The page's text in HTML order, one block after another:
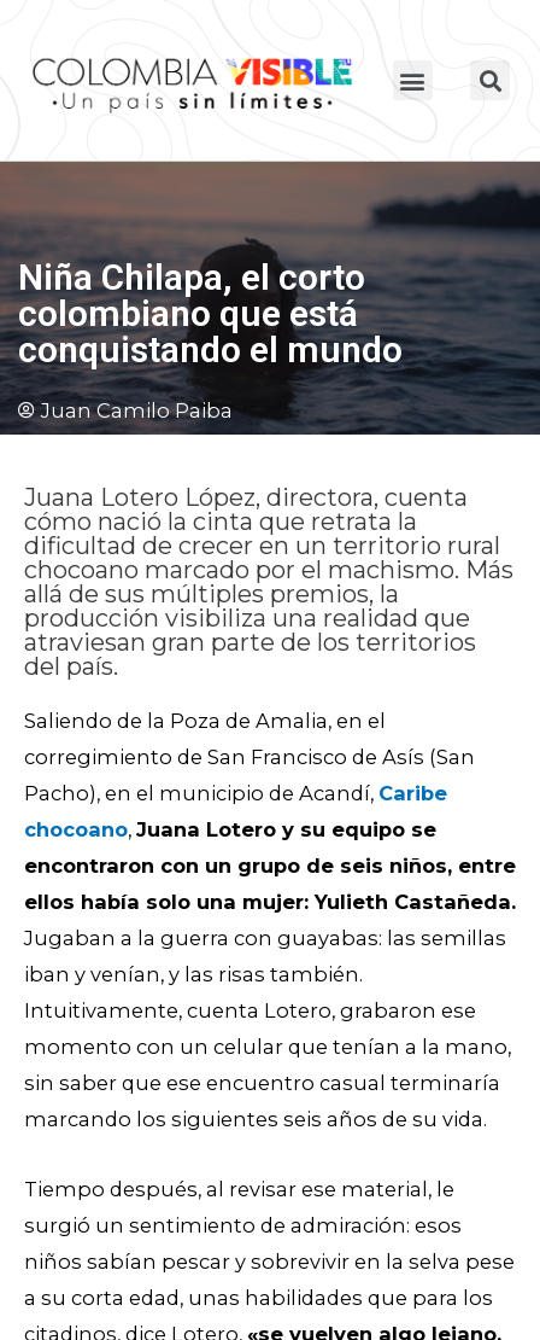
Niña Chilapa, el corto
colombiano que está
conquistando el mundo
Juan Camilo Paiba
Juana Lotero López, directora, cuenta
cómo nació la cinta que retrata la
dificultad de crecer en un territorio rural
chocoano marcado por el machismo. Más
allá de sus múltiples premios, la
producción visibiliza una realidad que
atraviesan gran parte de los territorios
del país.
Saliendo de la Poza de Amalia, en el
corregimiento de San Francisco de Asís (San
Pacho), en el municipio de Acandí, Caribe
chocoano, Juana Lotero y su equipo se
encontraron con un grupo de seis niños, entre
ellos había solo una mujer: Yulieth Castañeda.
Jugaban a la guerra con guayabas: las semillas
iban y venían, y las risas también.
Intuitivamente, cuenta Lotero, grabaron ese
momento con un celular que tenían a la mano,
sin saber que ese encuentro casual terminaría
marcando los siguientes seis años de su vida.
Tiempo después, al revisar ese material, le
surgió un sentimiento de admiración: esos
niños sabían pescar y sobrevivir en la selva pese
a su corta edad, unas habilidades que para los
citadinos, dice Lotero, «se vuelven algo lejano,